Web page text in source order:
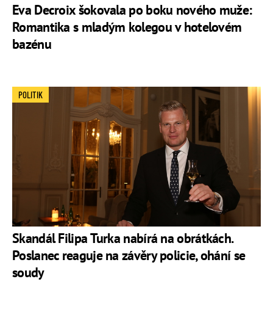
Eva Decroix šokovala po boku nového muže:
Romantika s mladým kolegou v hotelovém
bazénu
Skandál Filipa Turka nabírá na obrátkách.
Poslanec reaguje na závěry policie, ohání se
soudy
POLITIK